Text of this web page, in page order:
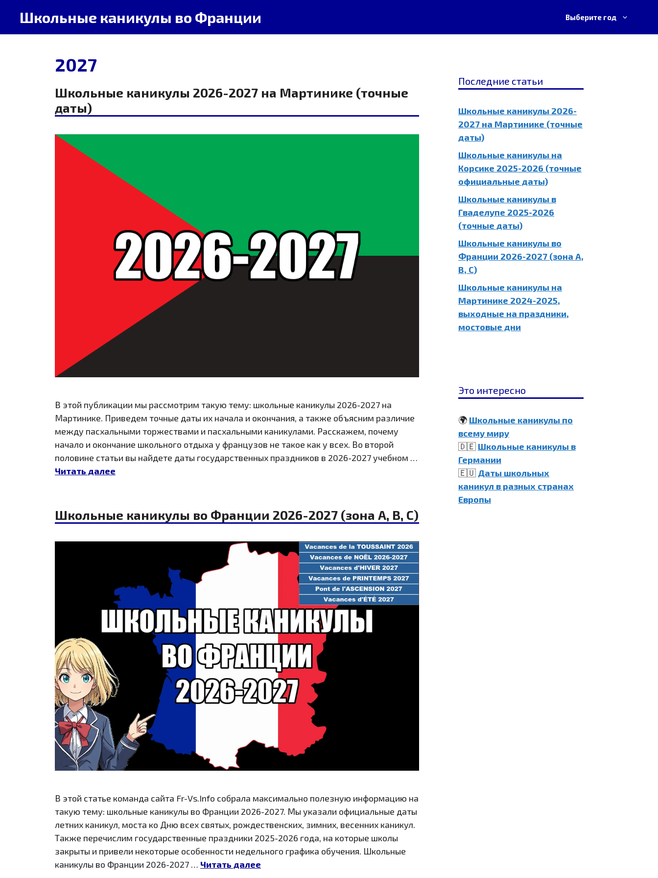
содержимому
Школьные каникулы во Франции Выберите год
2027
Школьные каникулы 2026-2027 на Мартинике (точные
даты)
В этой публикации мы рассмотрим такую тему: школьные каникулы 2026-2027 на
Мартинике. Приведем точные даты их начала и окончания, а также объясним различие
между пасхальными торжествами и пасхальными каникулами. Расскажем, почему
начало и окончание школьного отдыха у французов не такое как у всех. Во второй
половине статьи вы найдете даты государственных праздников в 2026-2027 учебном …
Читать далее
Школьные каникулы во Франции 2026-2027 (зона A, B, C)
В этой статье команда сайта Fr-Vs.Info собрала максимально полезную информацию на
такую тему: школьные каникулы во Франции 2026-2027. Мы указали официальные даты
летних каникул, моста ко Дню всех святых, рождественских, зимних, весенних каникул.
Также перечислим государственные праздники 2025-2026 года, на которые школы
закрыты и привели некоторые особенности недельного графика обучения. Школьные
каникулы во Франции 2026-2027 … Читать далее
Последние статьи
Школьные каникулы 2026-
2027 на Мартинике (точные
даты)
Школьные каникулы на
Корсике 2025-2026 (точные
официальные даты)
Школьные каникулы в
Гваделупе 2025-2026
(точные даты)
Школьные каникулы во
Франции 2026-2027 (зона A,
B, C)
Школьные каникулы на
Мартинике 2024-2025,
выходные на праздники,
мостовые дни
Это интересно
🌍 Школьные каникулы по
всему миру
🇩🇪 Школьные каникулы в
Германии
🇪🇺 Даты школьных
каникул в разных странах
Европы